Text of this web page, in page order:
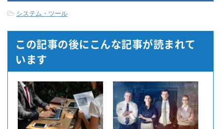
システム・ツール
この記事の後にこんな記事が読まれて
います